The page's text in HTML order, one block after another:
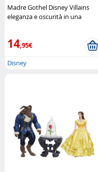
Madre Gothel Disney Villains
eleganza e oscurità in una
14,95€
Disney